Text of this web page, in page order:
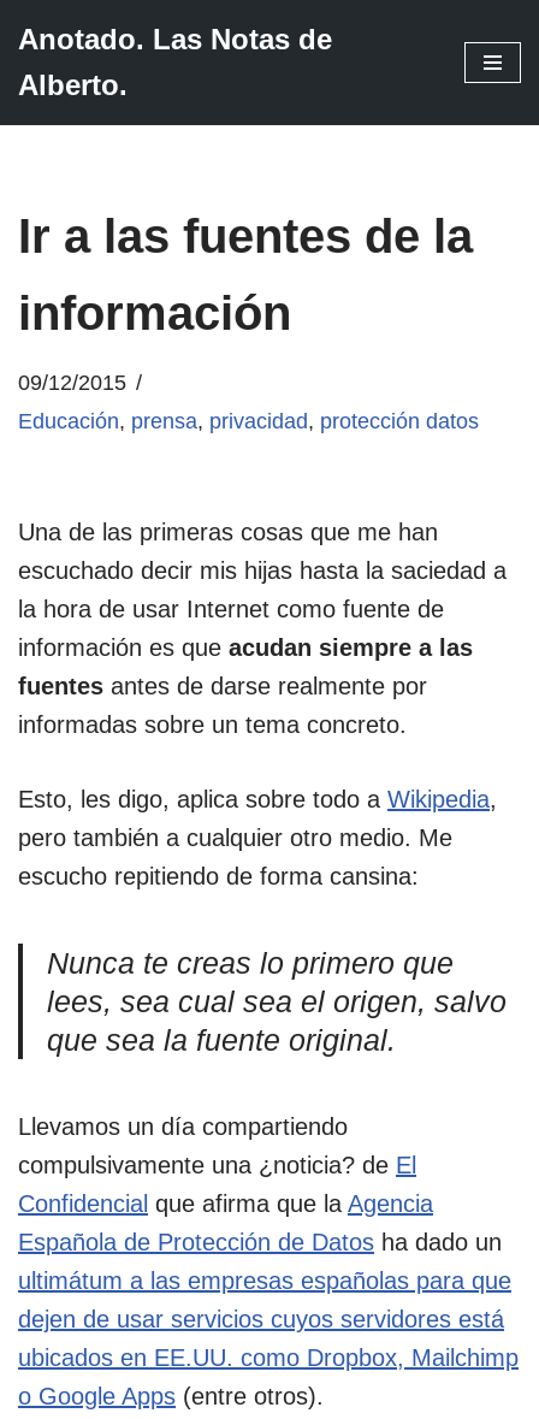
Saltar
Anotado. Las Notas de
Alberto.
Ir a las fuentes de la
información
09/12/2015
Educación, prensa, privacidad, protección datos
Una de las primeras cosas que me han
escuchado decir mis hijas hasta la saciedad a
la hora de usar Internet como fuente de
información es que acudan siempre a las
fuentes antes de darse realmente por
informadas sobre un tema concreto.
Esto, les digo, aplica sobre todo a Wikipedia,
pero también a cualquier otro medio. Me
escucho repitiendo de forma cansina:
Nunca te creas lo primero que
lees, sea cual sea el origen, salvo
que sea la fuente original.
Llevamos un día compartiendo
compulsivamente una ¿noticia? de El
Confidencial que afirma que la Agencia
Española de Protección de Datos ha dado un
ultimátum a las empresas españolas para que
dejen de usar servicios cuyos servidores está
ubicados en EE.UU. como Dropbox, Mailchimp
o Google Apps (entre otros).